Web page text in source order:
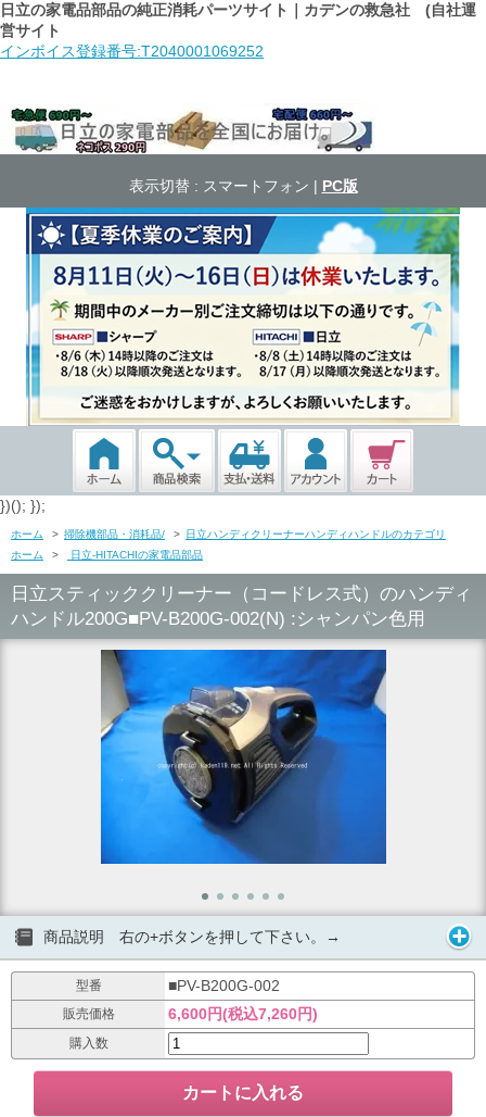
日立の家電品部品の純正消耗パーツサイト｜カデンの救急社 (自社運
営サイト
インボイス登録番号:T2040001069252
表示切替 : スマートフォン | PC版
})(); });
ホーム > 掃除機部品・消耗品/ > 日立ハンディクリーナーハンディハンドルのカテゴリ
ホーム
> 日立-HITACHIの家電品部品
日立スティッククリーナー（コードレス式）のハンディ
ハンドル200G■PV-B200G-002(N) :シャンパン色用
商品説明 右の+ボタンを押して下さい。→
型番 ■PV-B200G-002
販売価格 6,600円(税込7,260円)
購入数